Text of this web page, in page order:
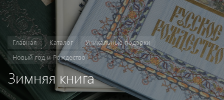
Главная Каталог
Уникальные подарки
Новый год и Рождество
Зимняя книга